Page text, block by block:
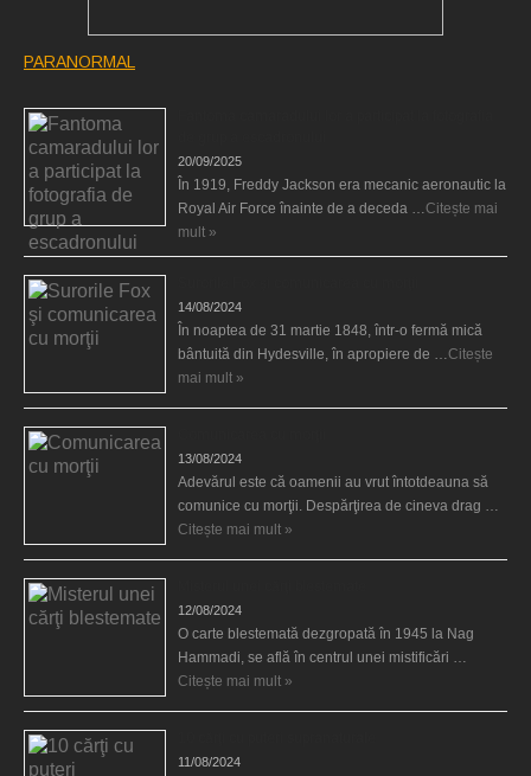
PARANORMAL
20/09/2025
În 1919, Freddy Jackson era mecanic aeronautic la
Royal Air Force înainte de a deceda …Citește mai
mult »
14/08/2024
În noaptea de 31 martie 1848, într-o fermă mică
bântuită din Hydesville, în apropiere de …Citește
mai mult »
13/08/2024
Adevărul este că oamenii au vrut întotdeauna să
comunice cu morţii. Despărţirea de cineva drag …
Citește mai mult »
12/08/2024
O carte blestemată dezgropată în 1945 la Nag
Hammadi, se află în centrul unei mistificări …
Citește mai mult »
11/08/2024